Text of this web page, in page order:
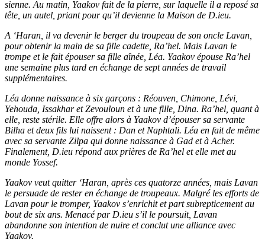
sienne. Au matin, Yaakov fait de la pierre, sur laquelle il a reposé sa
tête, un autel, priant pour qu’il devienne la Maison de D.ieu.
A ‘Haran, il va devenir le berger du troupeau de son oncle Lavan,
pour obtenir la main de sa fille cadette, Ra’hel. Mais Lavan le
trompe et le fait épouser sa fille aînée, Léa. Yaakov épouse Ra’hel
une semaine plus tard en échange de sept années de travail
supplémentaires.
Léa donne naissance à six garçons : Réouven, Chimone, Lévi,
Yehouda, Issakhar et Zevouloun et à une fille, Dina. Ra’hel, quant à
elle, reste stérile. Elle offre alors à Yaakov d’épouser sa servante
Bilha et deux fils lui naissent : Dan et Naphtali. Léa en fait de même
avec sa servante Zilpa qui donne naissance à Gad et à Acher.
Finalement, D.ieu répond aux prières de Ra’hel et elle met au
monde Yossef.
Yaakov veut quitter ‘Haran, après ces quatorze années, mais Lavan
le persuade de rester en échange de troupeaux. Malgré les efforts de
Lavan pour le tromper, Yaakov s’enrichit et part subrepticement au
bout de six ans. Menacé par D.ieu s’il le poursuit, Lavan
abandonne son intention de nuire et conclut une alliance avec
Yaakov.